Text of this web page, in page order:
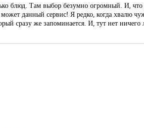
блюд. Там выбор безумно огромный. И, что
может данный сервис! Я редко, когда
сразу же запоминается. И, тут нет